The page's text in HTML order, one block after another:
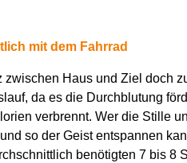
mit dem Fahrrad
zwischen Haus und Ziel doch
da es die Durchblutung
verbrennt. Wer die Stille
so der Geist entspannen
benötigten 7 bis 8